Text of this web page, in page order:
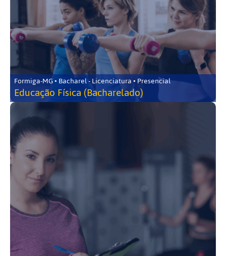
Formiga-MG • Bacharel - Licenciatura • Presencial
Educação Física (Bacharelado)